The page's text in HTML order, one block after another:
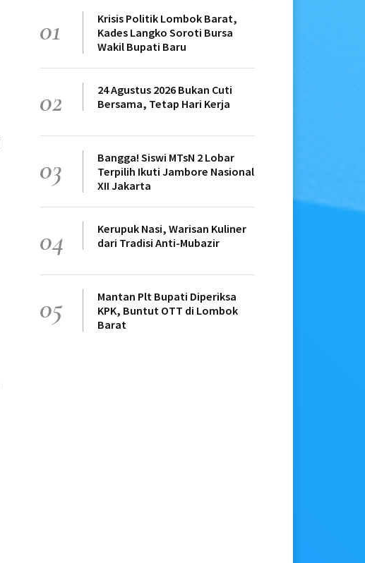
01
Krisis Politik Lombok Barat,
Kades Langko Soroti Bursa
Wakil Bupati Baru
02
24 Agustus 2026 Bukan Cuti
Bersama, Tetap Hari Kerja
03
Bangga! Siswi MTsN 2 Lobar
Terpilih Ikuti Jambore Nasional
XII Jakarta
04
Kerupuk Nasi, Warisan Kuliner
dari Tradisi Anti-Mubazir
05
Mantan Plt Bupati Diperiksa
KPK, Buntut OTT di Lombok
Barat